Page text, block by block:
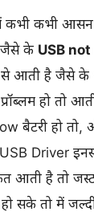
कभी कभी
जैसे के USB
आती है जैसे के
हो तो
बैटरी हो
Driver
आती है तो
सके तो में जल्दी